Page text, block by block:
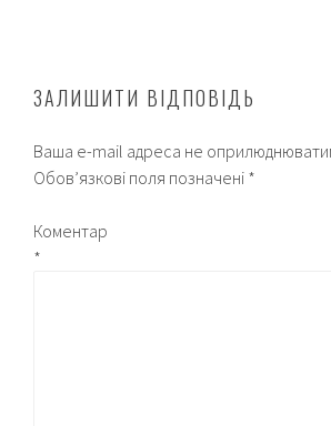
ЗАЛИШИТИ ВІДПОВІДЬ
Ваша e-mail адреса не
Обов’язкові поля позначені *
Коментар
*